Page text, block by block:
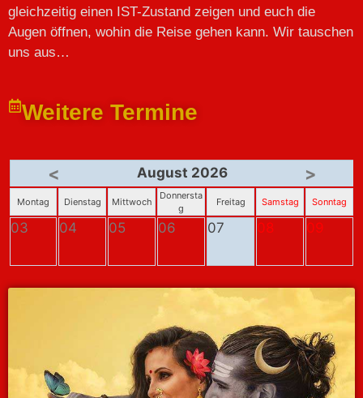
gleichzeitig einen IST-Zustand zeigen und euch die
Augen öffnen, wohin die Reise gehen kann. Wir tauschen
uns aus…
Weitere Termine
< August 2026 >
Montag Dienstag Mittwoch
Donnersta
g
Freitag Samstag Sonntag
03 04 05 06 07 08 09